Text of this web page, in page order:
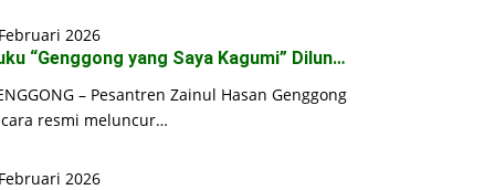
2026
“Genggong yang Saya Kagumi” Dilun…
– Pesantren Zainul Hasan Genggong
resmi meluncur…
2026